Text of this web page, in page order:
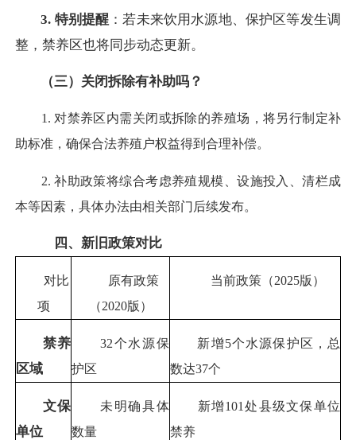
3. 特别提醒 ：若未来饮用水源地、保护区等发生调
整，禁养区也将同步动态更新。
（三）关闭拆除有补助吗？
1. 对禁养区内需关闭或拆除的养殖场，将另行制定补
助标准，确保合法养殖户权益得到合理补偿。
2. 补助政策将综合考虑养殖规模、设施投入、清栏成
本等因素，具体办法由相关部门后续发布。
四、新旧政策对比
对比
项
原有政策
（2020版）
当前政策（2025版）
禁养
区域
32个水源保
护区
新增5个水源保护区，总
数达37个
文保
单位
未明确具体
数量
新增101处县级文保单位
禁养